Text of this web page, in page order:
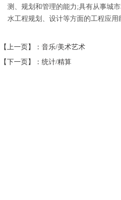
测、规划和管理的能力;具有从事城
水工程规划、设计等方面的工程应用
【上一页】： 音乐/美术艺术
【下一页】： 统计/精算